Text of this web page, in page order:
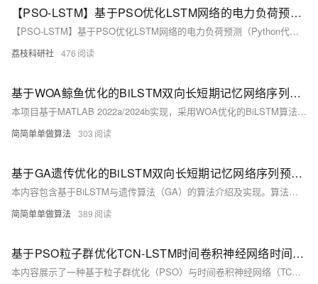
【PSO-LSTM】基于PSO优化LSTM网络的电力负荷预测（Python代码实现）
【PSO-LSTM】基于PSO优化LSTM网络的电力负荷预测（Python代码实现）
荔枝科研社 476
基于WOA鲸鱼优化的BiLSTM双向长短期记忆网络序列预测算法matlab仿真,对比BiLSTM和LSTM
本项目基于MATLAB 2022a/2024b实现，采用WOA优化的BiLSTM算法进行序列预测。核心代码包含完整中文注释与操作视频，展示从参数优化到模型训练、预测的全流程。BiLSTM通过前向与后向LSTM结合，有效捕捉序列前后文信息，解决传统RNN梯度消失问题。WOA优化超参数（如学习率、隐藏层神经元数），提升模型性能，避免局部最优解。附有运行效果图预览，最终输出预测值与实际值对比，RMSE评估精度。适合研究时序数据分析与深度学习优化的开发者参考。
简简单单做算法 303
基于GA遗传优化的BiLSTM双向长短期记忆网络序列预测算法matlab仿真,对比BiLSTM和LSTM
本内容包含基于BiLSTM与遗传算法（GA）的算法介绍及实现。算法通过MATLAB2022a/2024b运行，核心为优化BiLSTM超参数（如学习率、神经元数量），提升预测性能。LSTM解决传统RNN梯度问题，捕捉长期依赖；BiLSTM双向处理序列，融合前文后文信息，适合全局信息任务。附完整代码（含注释）、操作视频及无水印运行效果预览，适用于股票预测等场景，精度优于单向LSTM。
简简单单做算法 389
基于PSO粒子群优化TCN-LSTM时间卷积神经网络时间序列预测算法matlab仿真
本内容展示了一种基于粒子群优化（PSO）与时间卷积神经网络（TCN）的时间序列预测方法。通过 MATLAB2022a 实现，完整程序运行无水印，核心代码附详细中文注释及操作视频。算法利用 PSO 优化 TCN 的超参数（如卷积核大小、层数等），提升非线性时间序列预测性能。TCN 结构包含因果卷积层与残差连接，结合 LSTM 构建混合模型，经多次迭代选择最优超参数，最终实现更准确可靠的预测效果，适用于金融、气象等领域。